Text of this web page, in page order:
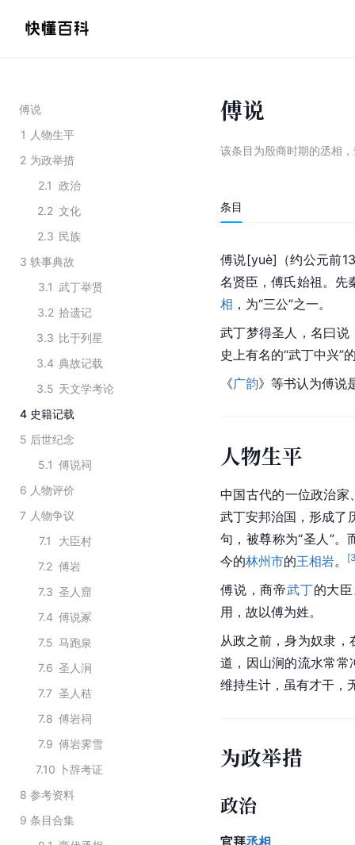
傅说
1 人物生平
2 为政举措
2.1 政治
2.2 文化
2.3 民族
3 轶事典故
3.1 武丁举贤
3.2 拾遗记
3.3 比于列星
3.4 典故记载
3.5 天文学考论
4 史籍记载
5 后世纪念
5.1 傅说祠
6 人物评价
7 人物争议
7.1
大臣村
7.2 傅岩
7.3 圣人窟
7.4 傅说冢
7.5 马跑泉
7.6 圣人涧
7.7 圣人秸
7.8 傅岩祠
7.9 傅岩霁雪
7.10 卜辞考证
8 参考资料
9 条目合集
傅说
该条目为殷商时期的丞相 ，
条目
傅说[yuè]（约公元前
名贤臣，傅氏始祖。先
相 ，为“三公”之一。
武丁梦得圣人，名曰说
史上有名的“武丁中兴”
《广韵》等书认为傅说
人物生平
中国古代的一位政治
武丁安邦治国，形成了
句，被尊称为“圣人”
今的林州市的王相岩。 [
傅说，商帝武丁的大
用，故以傅为姓。
从政之前，身为奴隶
道，因山涧的流水常常
维持生计，虽有才干，
为政举措
政治
官拜丞相